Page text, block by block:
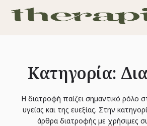
Κατηγορία:
Η διατροφή παίζει σημαντικό ρόλο
υγείας και της ευεξίας. Στην
άρθρα διατροφής με χρήσιμες